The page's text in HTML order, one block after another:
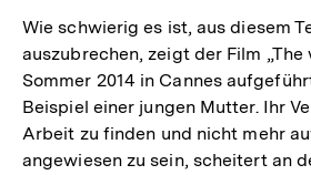
Wie schwierig es ist, aus diesem
auszubrechen, zeigt der Film „The
Sommer 2014 in Cannes
Beispiel einer jungen Mutter. Ihr
Arbeit zu finden und nicht mehr
angewiesen zu sein, scheitert an